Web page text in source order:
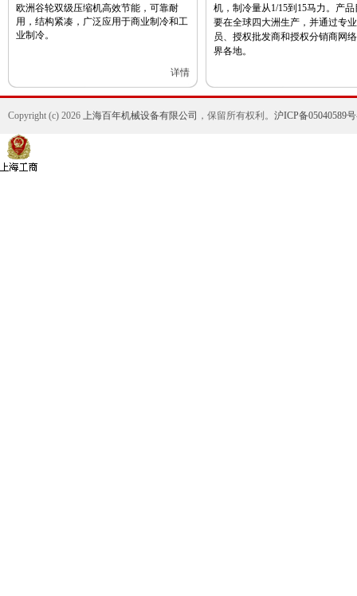
欧洲谷轮双级压缩机高效节能，可靠耐
用，结构紧凑，广泛应用于商业制冷和工
业制冷。
详情
机，制冷量从1/15到15马力。产
要在全球四大洲生产，并通过专
员、授权批发商和授权分销商网
界各地。
Copyright (c) 2026 上海百年机械设备有限公司 ，保留所有权利。 沪ICP备05040589